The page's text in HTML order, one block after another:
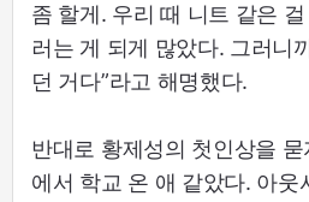
좀 할게. 우리 때 니트 같은
러는 게 되게 많았다. 그러니
던 거다”라고 해명했다.
반대로 황제성의 첫인상을
에서 학교 온 애 같았다. 아웃